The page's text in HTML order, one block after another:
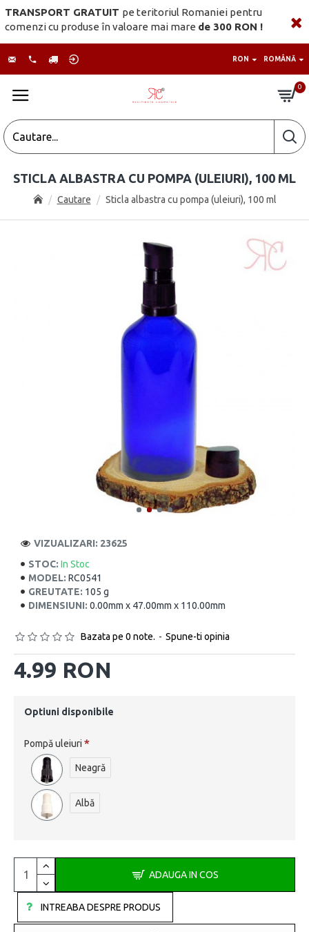
TRANSPORT GRATUIT pe teritoriul Romaniei pentru
comenzi cu produse în valoare mai mare de 300 RON !
RON ROMÂNĂ
0
Cautare Sticla albastra cu pompa (uleiuri), 100 ml
STICLA ALBASTRA CU POMPA (ULEIURI), 100 ML
STOC: In Stoc
MODEL: RC0541
GREUTATE: 105 g
DIMENSIUNI: 0.00mm x 47.00mm x 110.00mm
VIZUALIZARI: 23625
Bazata pe 0 note. - Spune-ti opinia
4.99 RON
Optiuni disponibile
Pompă uleiuri
Neagră
Albă
ADAUGA IN COS
INTREABA DESPRE PRODUS